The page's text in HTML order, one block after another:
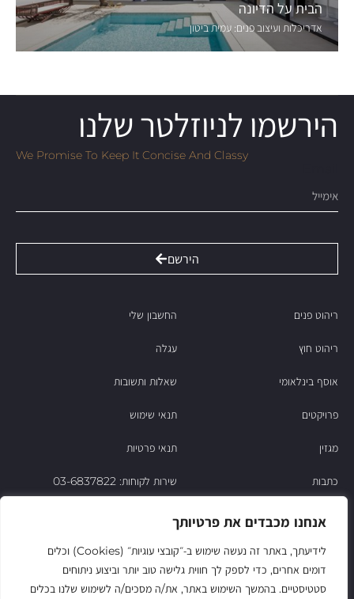
אנחנו מכבדים את פרטיותך
לידיעתך, באתר זה נעשה שימוש ב‑״קובצי עוגיות״ (Cookies) וכלים
דומים אחרים, כדי לספק לך חווית גלישה טוב יותר וביצוע ניתוחים
סטטיסטיים. בהמשך השימוש באתר, את/ה מסכים/ה לשימוש שלנו בכלים
הבית על הדיונה
אדריכלות ועיצוב פנים: עמית ביטון
הירשמו לניוזלטר שלנו
We Promise To Keep It Concise And Classy
הירשם
ריהוט פנים
ריהוט חוץ
אוסף בינלאומי
פרויקטים
מגזין
כתבות
צור קשר
החשבון שלי
עגלה
שאלות ותשובות
תנאי שימוש
תנאי פרטיות
שירות לקוחות: 03-6837822